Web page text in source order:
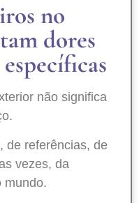
no
dores
não significa
de referências, de
vezes, da
mundo.